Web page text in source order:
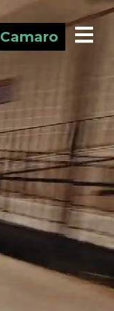
Camaro